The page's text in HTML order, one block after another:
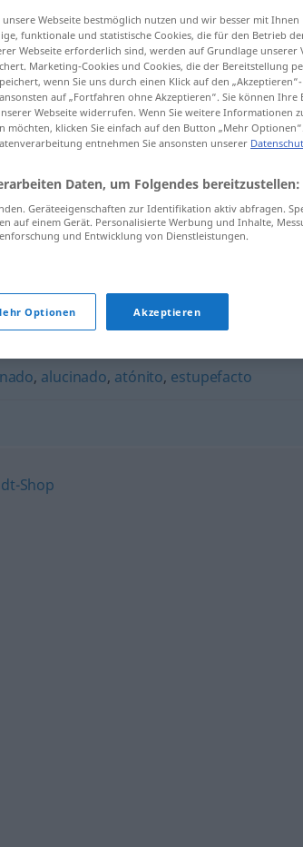
patidifuso
,patitieso
, alucinado, atónito, estupefacto
Webseite bestmöglich nutzen und wir besser mit Ihnen
funktionale und statistische Cookies, die für den Betrieb
Webseite erforderlich sind, werden auf Grundlage unserer
Marketing-Cookies und Cookies, die der Bereitstellung
wenn Sie uns durch einen Klick auf den
auf „Fortfahren ohne Akzeptieren“. Sie können Ihre
Webseite widerrufen. Wenn Sie weitere Informationen
möchten, klicken Sie einfach auf den Button „Mehr Optionen“.
entnehmen Sie ansonsten unserer
Daten, um Folgendes bereitzustellen:
Geräteeigenschaften zur Identifikation aktiv abfragen.
auf einem Gerät. Personalisierte Werbung und Inhalte,
und Entwicklung von Dienstleistungen.
Optionen Akzeptieren